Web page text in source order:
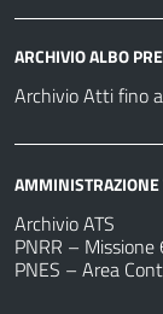
ARCHIVIO ALBO
Archivio Atti fino
AMMINISTRAZIONE
Archivio ATS
PNRR – Missione
PNES – Area